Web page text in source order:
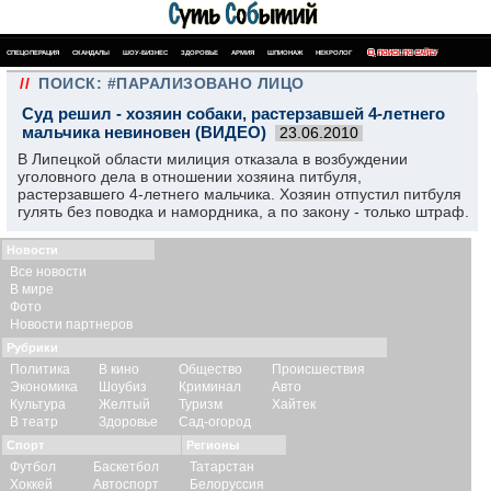
СПЕЦОПЕРАЦИЯ СКАНДАЛЫ ШОУ-БИЗНЕС ЗДОРОВЬЕ АРМИЯ ШПИОНАЖ НЕКРОЛОГ ПОИСК ПО САЙТУ
// ПОИСК: #ПАРАЛИЗОВАНО ЛИЦО
Суд решил - хозяин собаки, растерзавшей 4-летнего
мальчика невиновен (ВИДЕО)
23.06.2010
В Липецкой области милиция отказала в возбуждении
уголовного дела в отношении хозяина питбуля,
растерзавшего 4-летнего мальчика. Хозяин отпустил питбуля
гулять без поводка и намордника, а по закону - только штраф.
Новости
Все новости
В мире
Фото
Новости партнеров
Рубрики
Политика
Экономика
Культура
В театр
В кино
Шоубиз
Желтый
Здоровье
Общество
Криминал
Туризм
Сад-огород
Происшествия
Авто
Хайтек
Спорт
Футбол
Хоккей
Баскетбол
Автоспорт
Регионы
Татарстан
Белоруссия